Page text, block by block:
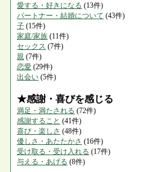
愛する・好きになる (13件)
パートナー・結婚について (43件)
子 (15件)
家庭/家族 (11件)
セックス (7件)
親 (7件)
恋愛 (29件)
出会い (5件)
★感謝・喜びを感じる
満足・満たされる (72件)
感謝すること (41件)
喜び・楽しさ (48件)
優しさ・あたたかさ (16件)
受け取る・受け入れる (17件)
与える・あげる (8件)